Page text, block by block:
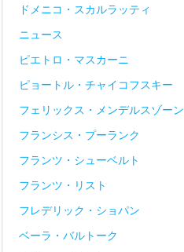
ドメニコ・スカルラッティ
ニュース
ピエトロ・マスカーニ
ピョートル・チャイコフスキー
フェリックス・メンデルスゾーン
フランシス・プーランク
フランツ・シューベルト
フランツ・リスト
フレデリック・ショパン
ベーラ・バルトーク